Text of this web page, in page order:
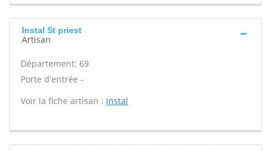
Instal St priest
Artisan
Département: 69
Porte d'entrée -
Voir la fiche artisan : Instal